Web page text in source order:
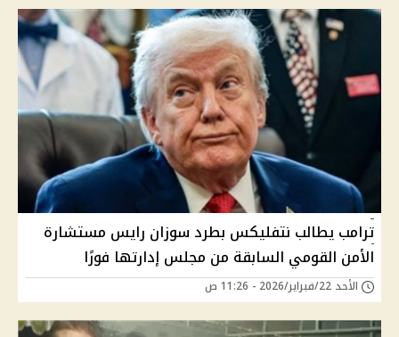
ترامب يطالب نتفليكس بطرد سوزان رايس مستشارة
الأمن القومي السابقة من مجلس إدارتها فورًا
الأحد 22/فبراير/2026 - 11:26 ص